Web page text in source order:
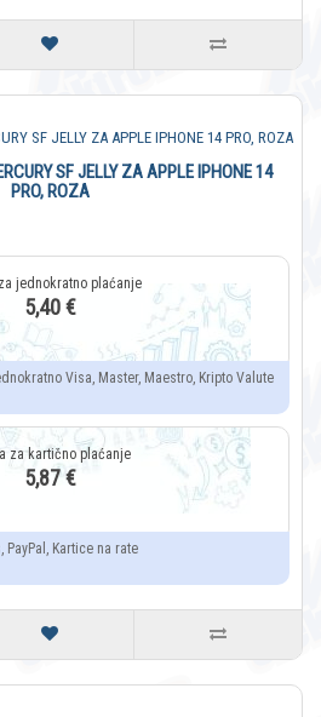
SF JELLY ZA APPLE IPHONE 14
PRO, ROZA
5,40 €
Visa, Master, Maestro, Kripto Valute
5,87 €
PayPal, Kartice na rate